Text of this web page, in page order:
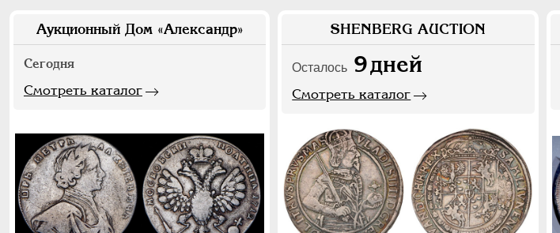
Аукционный Дом «Александр»
Сегодня
Смотреть каталог
SHENBERG AUCTION
Осталось 9дней
Смотреть каталог